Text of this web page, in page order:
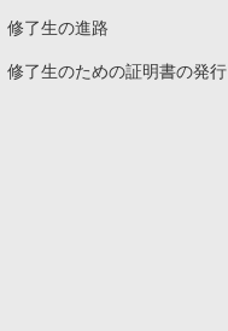
修了生の進路
修了生のための証明書の発行